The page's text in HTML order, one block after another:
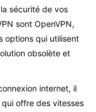
sécurité de vos
sont OpenVPN,
options qui utilisent
obsolète et
internet, il
offre des vitesses